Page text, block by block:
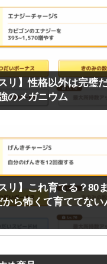
リ】性格以外は完璧
のメガニウム
リ】これ育てる？80
から怖くて育ててない